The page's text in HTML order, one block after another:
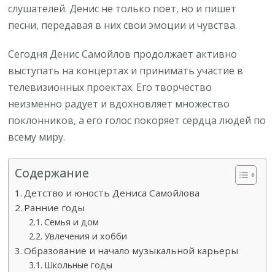
слушателей. Денис не только поет, но и пишет
песни, передавая в них свои эмоции и чувства.
Сегодня Денис Самойлов продолжает активно
выступать на концертах и принимать участие в
телевизионных проектах. Его творчество
неизменно радует и вдохновляет множество
поклонников, а его голос покоряет сердца людей по
всему миру.
Содержание
Детство и юность Дениса Самойлова
Ранние годы
Семья и дом
Увлечения и хобби
Образование и начало музыкальной карьеры
Школьные годы